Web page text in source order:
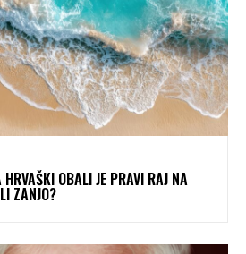
OBALI JE PRAVI RAJ NA
ZANJO?